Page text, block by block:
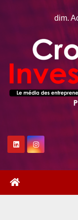
dim.